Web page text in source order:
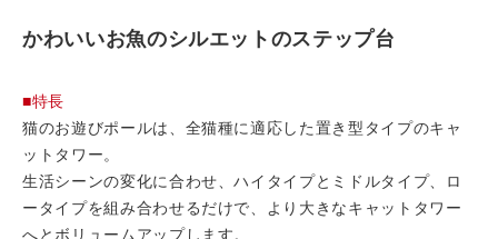
かわいいお魚のシルエットのステップ台
■特長
猫のお遊びポールは、全猫種に適応した置き型タイプのキャ
ットタワー。
生活シーンの変化に合わせ、ハイタイプとミドルタイプ、ロ
ータイプを組み合わせるだけで、より大きなキャットタワー
へとボリュームアップします。